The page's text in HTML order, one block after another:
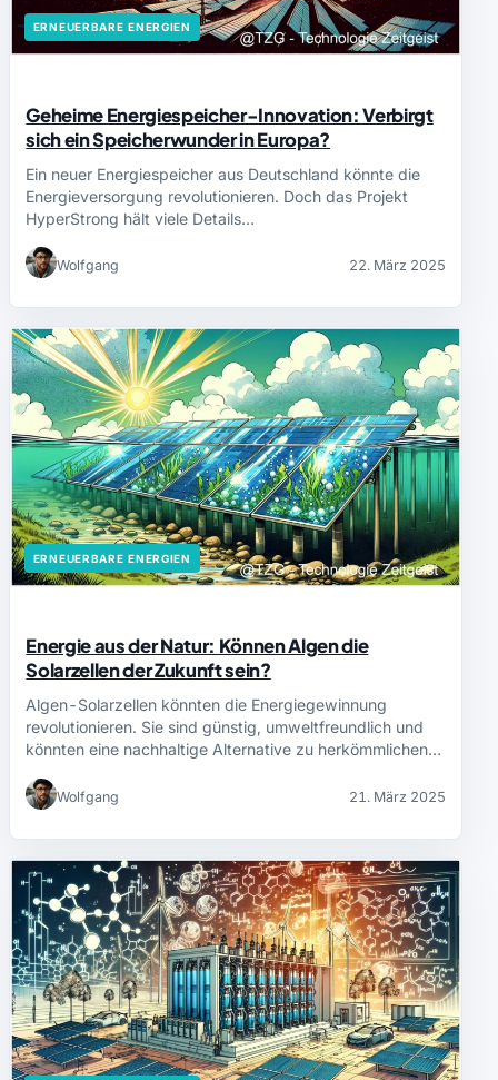
ERNEUERBARE ENERGIEN
Geheime Energiespeicher-Innovation: Verbirgt
sich ein Speicherwunder in Europa?
Ein neuer Energiespeicher aus Deutschland könnte die
Energieversorgung revolutionieren. Doch das Projekt
HyperStrong hält viele Details…
Wolfgang 22. März 2025
ERNEUERBARE ENERGIEN
Energie aus der Natur: Können Algen die
Solarzellen der Zukunft sein?
Algen-Solarzellen könnten die Energiegewinnung
revolutionieren. Sie sind günstig, umweltfreundlich und
könnten eine nachhaltige Alternative zu herkömmlichen…
Wolfgang 21. März 2025